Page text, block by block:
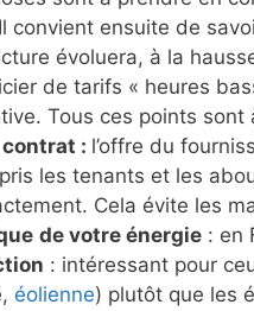
convient ensuite de
évoluera, à la
de tarifs « heures
Tous ces points
: l’offre du
les tenants et les
Cela évite les
de votre énergie : en
: intéressant pour
éolienne) plutôt que les